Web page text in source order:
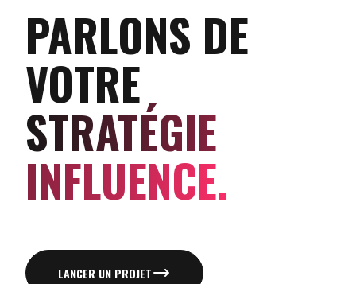
PARLONS DE
VOTRE
STRATÉGIE
INFLUENCE.
LANCER UN PROJET